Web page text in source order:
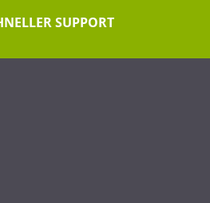
SUPPORT